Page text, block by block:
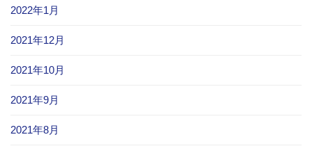
2022年1月
2021年12月
2021年10月
2021年9月
2021年8月